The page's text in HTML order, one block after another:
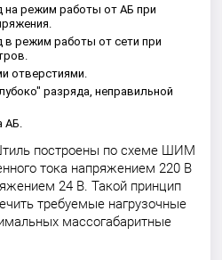
на режим работы от АБ при
в режим работы от сети при
отверстиями.
разряда, неправильной
АБ.
построены по схеме ШИМ
тока напряжением 220 В
24 В. Такой принцип
требуемые нагрузочные
массогабаритные